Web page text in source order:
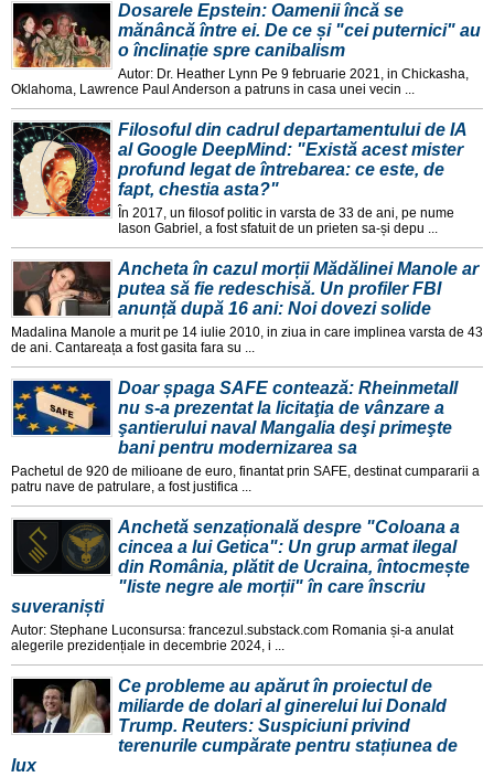
Dosarele Epstein: Oamenii încă se
mănâncă între ei. De ce și "cei puternici" au
o înclinație spre canibalism
Autor: Dr. Heather Lynn Pe 9 februarie 2021, in Chickasha,
Oklahoma, Lawrence Paul Anderson a patruns in casa unei vecin ...
Filosoful din cadrul departamentului de IA
al Google DeepMind: "Există acest mister
profund legat de întrebarea: ce este, de
fapt, chestia asta?"
În 2017, un filosof politic in varsta de 33 de ani, pe nume
Iason Gabriel, a fost sfatuit de un prieten sa-și depu ...
Ancheta în cazul morții Mădălinei Manole ar
putea să fie redeschisă. Un profiler FBI
anunță după 16 ani: Noi dovezi solide
Madalina Manole a murit pe 14 iulie 2010, in ziua in care implinea varsta de 43
de ani. Cantareața a fost gasita fara su ...
Doar șpaga SAFE contează: Rheinmetall
nu s-a prezentat la licitaţia de vânzare a
şantierului naval Mangalia deşi primeşte
bani pentru modernizarea sa
Pachetul de 920 de milioane de euro, finantat prin SAFE, destinat cumpararii a
patru nave de patrulare, a fost justifica ...
Anchetă senzațională despre "Coloana a
cincea a lui Getica": Un grup armat ilegal
din România, plătit de Ucraina, întocmește
"liste negre ale morții" în care înscriu
suveraniști
Autor: Stephane Luconsursa: francezul.substack.com Romania și-a anulat
alegerile prezidențiale in decembrie 2024, i ...
Ce probleme au apărut în proiectul de
miliarde de dolari al ginerelui lui Donald
Trump. Reuters: Suspiciuni privind
terenurile cumpărate pentru stațiunea de
lux